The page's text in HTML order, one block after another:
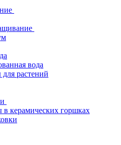
вода
растений
в керамических горшках